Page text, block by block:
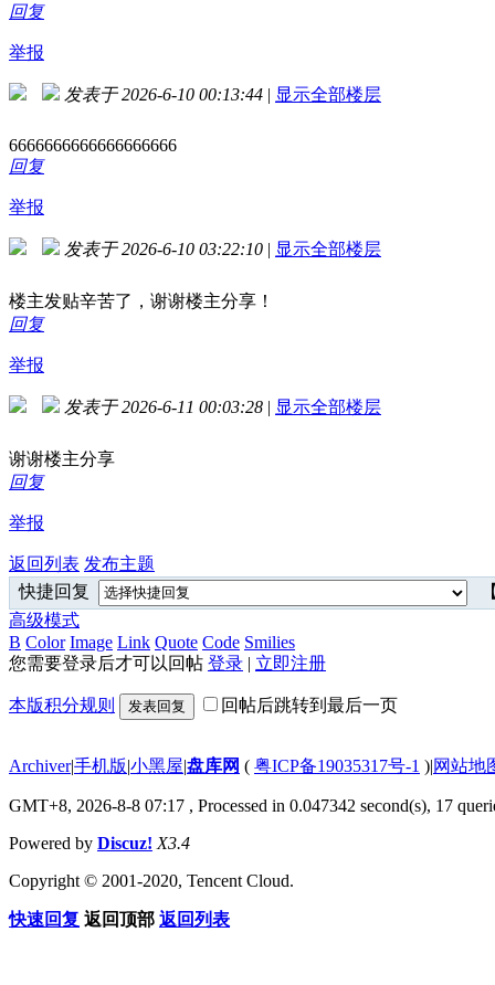
回复
举报
发表于 2026-6-10 00:13:44 | 显示全部楼层
6666666666666666666
回复
举报
发表于 2026-6-10 03:22:10 | 显示全部楼层
楼主发贴辛苦了，谢谢楼主分享！
回复
举报
发表于 2026-6-11 00:03:28 | 显示全部楼层
谢谢楼主分享
回复
举报
返回列表 发布主题
快捷回复
高级模式
B Color Image Link Quote Code Smilies
您需要登录后才可以回帖 登录 | 立即注册
本版积分规则 发表回复 回帖后跳转到最后一页
Archiver|手机版|小黑屋|盘库网 ( 粤ICP备19035317号-1 )|网站地
GMT+8, 2026-8-8 07:17 , Processed in 0.047342 second(s), 17
Powered by Discuz! X3.4
Copyright © 2001-2020, Tencent Cloud.
快速回复 返回顶部 返回列表